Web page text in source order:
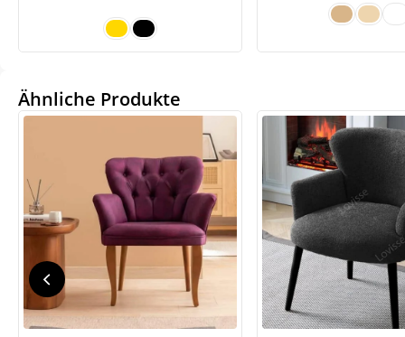
Ähnliche Produkte